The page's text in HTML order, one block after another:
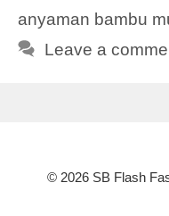
anyaman bambu
Leave a
© 2026 SB Flash